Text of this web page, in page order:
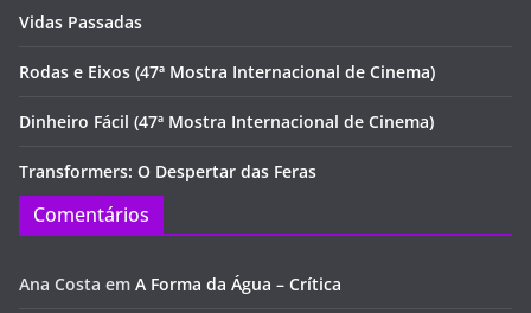
Vidas Passadas
Rodas e Eixos (47ª Mostra Internacional de Cinema)
Dinheiro Fácil (47ª Mostra Internacional de Cinema)
Transformers: O Despertar das Feras
Comentários
Ana Costa em A Forma da Água – Crítica